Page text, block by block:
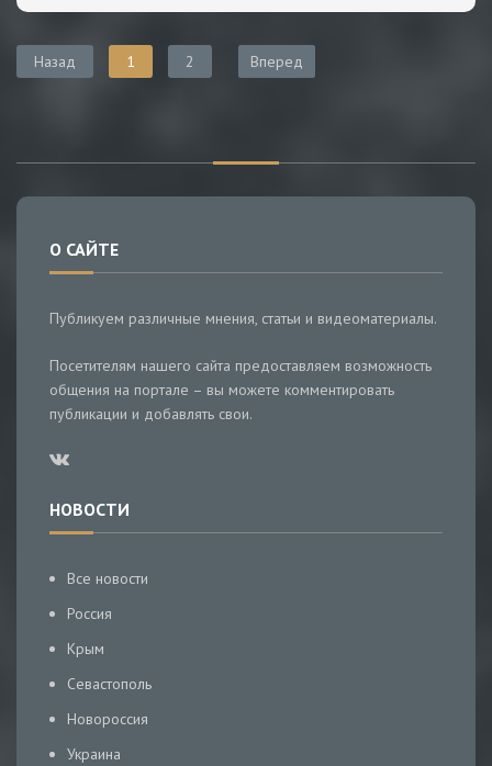
Назад 1 2 Вперед
О САЙТЕ
Публикуем различные мнения, статьи и видеоматериалы.
Посетителям нашего сайта предоставляем возможность
общения на портале – вы можете комментировать
публикации и добавлять свои.
НОВОСТИ
Все новости
Россия
Крым
Севастополь
Новороссия
Украина